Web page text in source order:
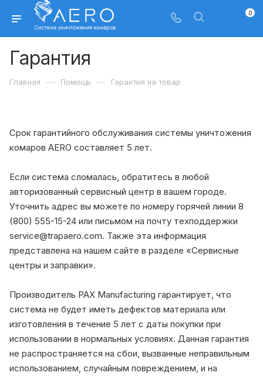
0
Гарантия
Главная — Помощь — Гарантия на товар
Срок гарантийного обслуживания системы уничтожения
комаров AERO составляет 5 лет.
Если система сломалась, обратитесь в любой
авторизованный сервисный центр в вашем городе.
Уточнить адрес вы можете по номеру горячей линии 8
(800) 555-15-24 или письмом на почту техподдержки
service@trapaero.com. Также эта информация
представлена на нашем сайте в разделе «Сервисные
центры и заправки».
Производитель PAX Manufacturing гарантирует, что
система не будет иметь дефектов материала или
изготовления в течение 5 лет с даты покупки при
использовании в нормальных условиях. Данная гарантия
не распространяется на сбои, вызванные неправильным
использованием, случайным повреждением, и на